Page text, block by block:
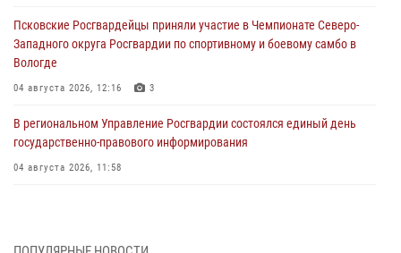
Псковские Росгвардейцы приняли участие в Чемпионате Северо-
Западного округа Росгвардии по спортивному и боевому самбо в
Вологде
04 августа 2026, 12:16 3
В региональном Управление Росгвардии состоялся единый день
государственно-правового информирования
04 августа 2026, 11:58
03 августа 2026, 17:21